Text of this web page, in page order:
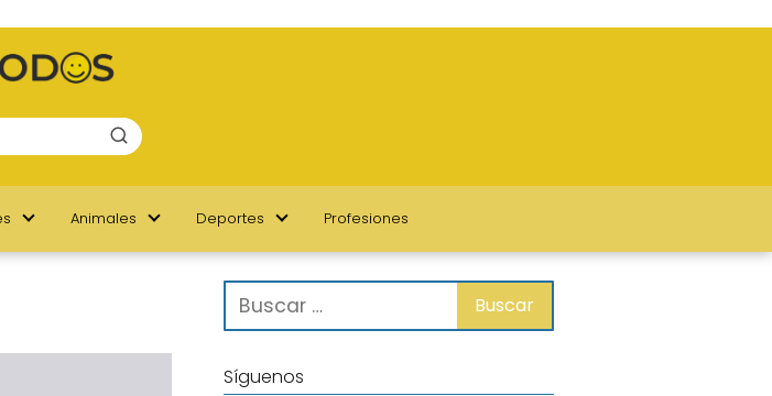
Animales Deportes Profesiones
Síguenos